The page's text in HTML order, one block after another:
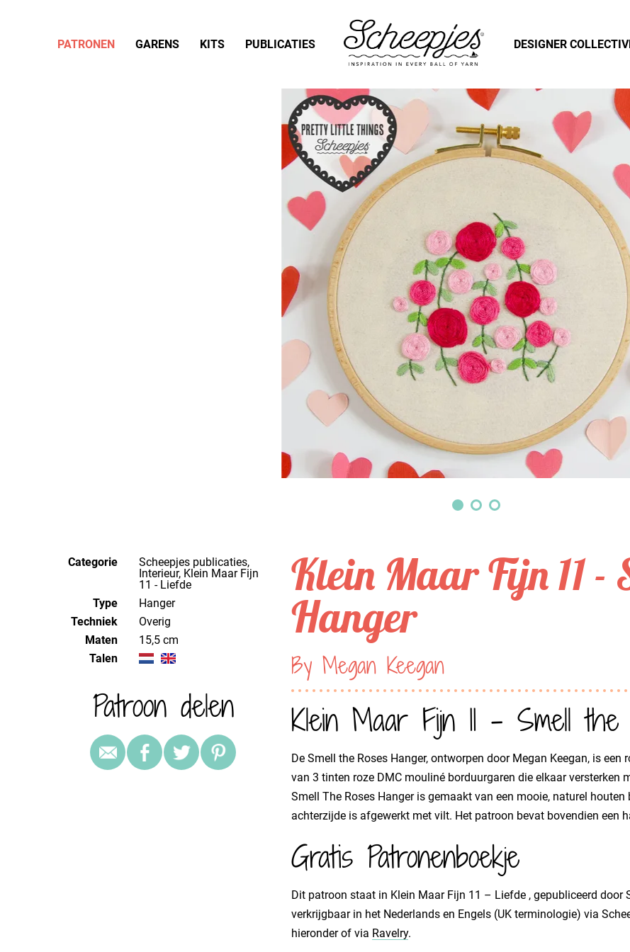
Categorie
Scheepjes publicaties,
Interieur, Klein Maar Fijn
11 - Liefde
Type
Hanger
Techniek
overig
Maten
15,5 cm
Talen
Patroon delen
Klein Maar Fijn 11 -
Hanger
By Megan Keegan
Klein Maar Fijn 11 - Smell the
De Smell the Roses Hanger, ontworpen door Megan Keegan, is
van 3 tinten roze DMC mouliné borduurgaren die elkaar versterken
Smell The Roses Hanger is gemaakt van een mooie, naturel
achterzijde is afgewerkt met vilt. Het patroon bevat bovendien een
Gratis Patronenboekje
Dit patroon staat in Klein Maar Fijn 11 – Liefde , gepubliceerd door
verkrijgbaar in het Nederlands en Engels (UK terminologie) via
hieronder of via Ravelry.
PATRONEN GARENS KITS PUBLICATIES DESIGNER